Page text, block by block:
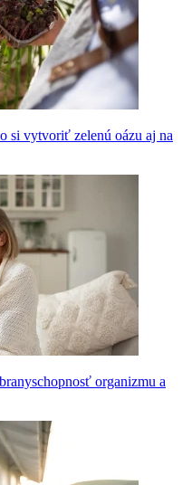
si vytvoriť zelenú oázu aj na
organizmu a